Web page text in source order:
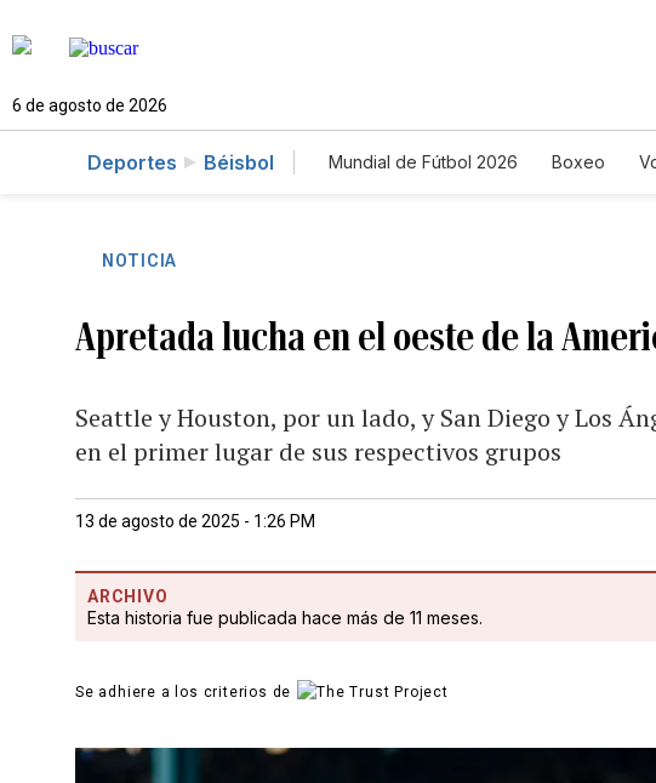
6 de agosto de 2026
Deportes Béisbol Mundial de Fútbol 2026 Boxeo
NOTICIA
Apretada lucha en el oeste de la
Seattle y Houston, por un lado, y San Diego y Los
en el primer lugar de sus respectivos grupos
13 de agosto de 2025 - 1:26 PM
ARCHIVO
Esta historia fue publicada hace más de 11 meses.
Se adhiere a los criterios de